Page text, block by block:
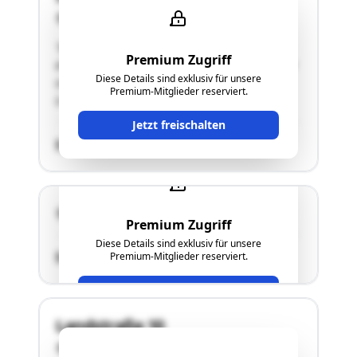
Premium Zugriff
Diese Details sind exklusiv für unsere
Premium-Mitglieder reserviert.
Jetzt freischalten
ehemaliges Gasthaus.Das "Ur-Objekt" wurde vor
ca. 300 Jahren errichtet. Details siehe
Langgutachten."
SCHÄTZWERT
Premium Zugriff
Diese Details sind exklusiv für unsere
Premium-Mitglieder reserviert.
Jetzt freischalten
SCHÄTZWERT
Landstraße 10